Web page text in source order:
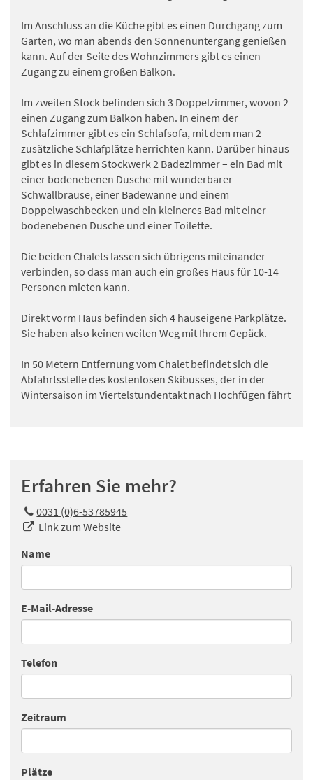
Im Anschluss an die Küche gibt es einen Durchgang zum
Garten, wo man abends den Sonnenuntergang genießen
kann. Auf der Seite des Wohnzimmers gibt es einen
Zugang zu einem großen Balkon.
Im zweiten Stock befinden sich 3 Doppelzimmer, wovon 2
einen Zugang zum Balkon haben. In einem der
Schlafzimmer gibt es ein Schlafsofa, mit dem man 2
zusätzliche Schlafplätze herrichten kann. Darüber hinaus
gibt es in diesem Stockwerk 2 Badezimmer – ein Bad mit
einer bodenebenen Dusche mit wunderbarer
Schwallbrause, einer Badewanne und einem
Doppelwaschbecken und ein kleineres Bad mit einer
bodenebenen Dusche und einer Toilette.
Die beiden Chalets lassen sich übrigens miteinander
verbinden, so dass man auch ein großes Haus für 10-14
Personen mieten kann.
Direkt vorm Haus befinden sich 4 hauseigene Parkplätze.
Sie haben also keinen weiten Weg mit Ihrem Gepäck.
In 50 Metern Entfernung vom Chalet befindet sich die
Abfahrtsstelle des kostenlosen Skibusses, der in der
Wintersaison im Viertelstundentakt nach Hochfügen fährt
Erfahren Sie mehr?
0031 (0)6-53785945
Link zum Website
Name
E-Mail-Adresse
Telefon
Zeitraum
Plätze